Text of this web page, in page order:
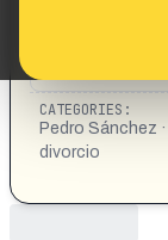
CATEGORIES:
Pedro Sánchez
divorcio